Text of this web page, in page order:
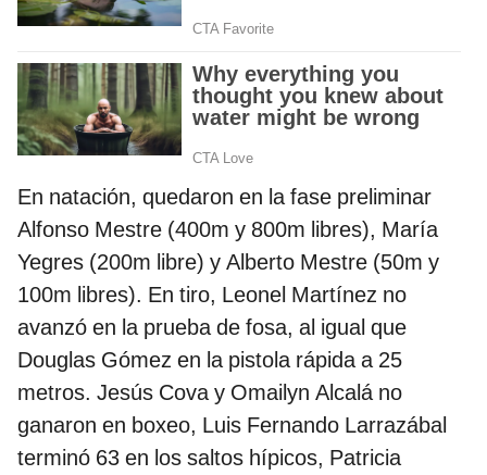
En natación, quedaron en la fase preliminar
Alfonso Mestre (400m y 800m libres), María
Yegres (200m libre) y Alberto Mestre (50m y
100m libres). En tiro, Leonel Martínez no
avanzó en la prueba de fosa, al igual que
Douglas Gómez en la pistola rápida a 25
metros. Jesús Cova y Omailyn Alcalá no
ganaron en boxeo, Luis Fernando Larrazábal
terminó 63 en los saltos hípicos, Patricia